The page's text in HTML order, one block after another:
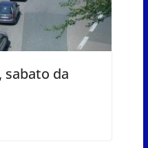
sabato da